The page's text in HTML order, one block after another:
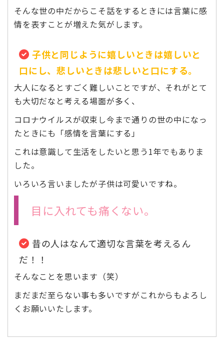
そんな世の中だからこそ話をするときには言葉に感
情を表すことが増えた気がします。
子供と同じように嬉しいときは嬉しいと
口にし、悲しいときは悲しいと口にする。
大人になるとすごく難しいことですが、それがとて
も大切だなと考える場面が多く、
コロナウイルスが収束し今まで通りの世の中になっ
たときにも「感情を言葉にする」
これは意識して生活をしたいと思う1年でもありま
した。
いろいろ言いましたが子供は可愛いですね。
目に入れても痛くない。
昔の人はなんて適切な言葉を考えるん
だ！！
そんなことを思います（笑）
まだまだ至らない事も多いですがこれからもよろし
くお願いいたします。